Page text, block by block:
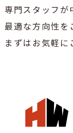
専門スタッフが
最適な方向性を
まずはお気軽に